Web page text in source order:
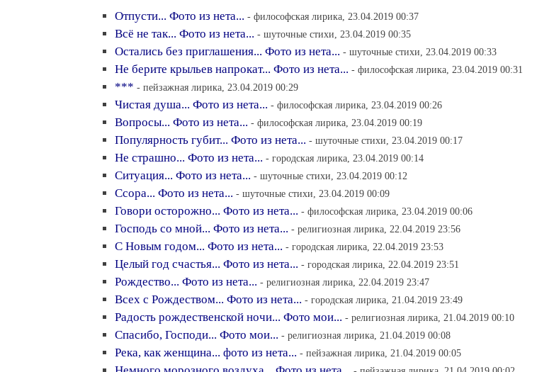
Отпусти... Фото из нета... - философская лирика, 23.04.2019 00:37
Всё не так... Фото из нета... - шуточные стихи, 23.04.2019 00:35
Остались без приглашения... Фото из нета... - шуточные стихи, 23.04.2019 00:33
Не берите крыльев напрокат... Фото из нета... - философская лирика, 23.04.2019 00:31
*** - пейзажная лирика, 23.04.2019 00:29
Чистая душа... Фото из нета... - философская лирика, 23.04.2019 00:26
Вопросы... Фото из нета... - философская лирика, 23.04.2019 00:19
Популярность губит... Фото из нета... - шуточные стихи, 23.04.2019 00:17
Не страшно... Фото из нета... - городская лирика, 23.04.2019 00:14
Ситуация... Фото из нета... - шуточные стихи, 23.04.2019 00:12
Ссора... Фото из нета... - шуточные стихи, 23.04.2019 00:09
Говори осторожно... Фото из нета... - философская лирика, 23.04.2019 00:06
Господь со мной... Фото из нета... - религиозная лирика, 22.04.2019 23:56
С Новым годом... Фото из нета... - городская лирика, 22.04.2019 23:53
Целый год счастья... Фото из нета... - городская лирика, 22.04.2019 23:51
Рождество... Фото из нета... - религиозная лирика, 22.04.2019 23:47
Всех с Рождеством... Фото из нета... - городская лирика, 21.04.2019 23:49
Радость рождественской ночи... Фото мои... - религиозная лирика, 21.04.2019 00:10
Спасибо, Господи... Фото мои... - религиозная лирика, 21.04.2019 00:08
Река, как женщина... фото из нета... - пейзажная лирика, 21.04.2019 00:05